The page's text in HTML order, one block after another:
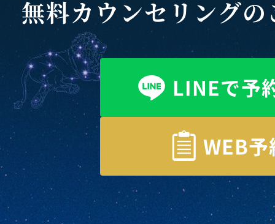
無料カウンセリング
LINEで予
WEB予